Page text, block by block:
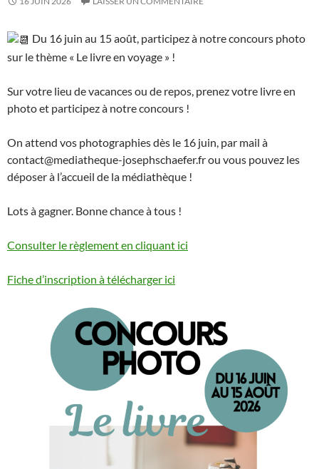
Du 16 juin au 15 août, participez à notre concours photo
sur le thème « Le livre en voyage » !
Sur votre lieu de vacances ou de repos, prenez votre livre en
photo et participez à notre concours !
On attend vos photographies dès le 16 juin, par mail à
contact@mediatheque-josephschaefer.fr ou vous pouvez les
déposer à l’accueil de la médiathèque !
Lots à gagner. Bonne chance à tous !
Consulter le règlement en cliquant ici
Fiche d’inscription à télécharger ici